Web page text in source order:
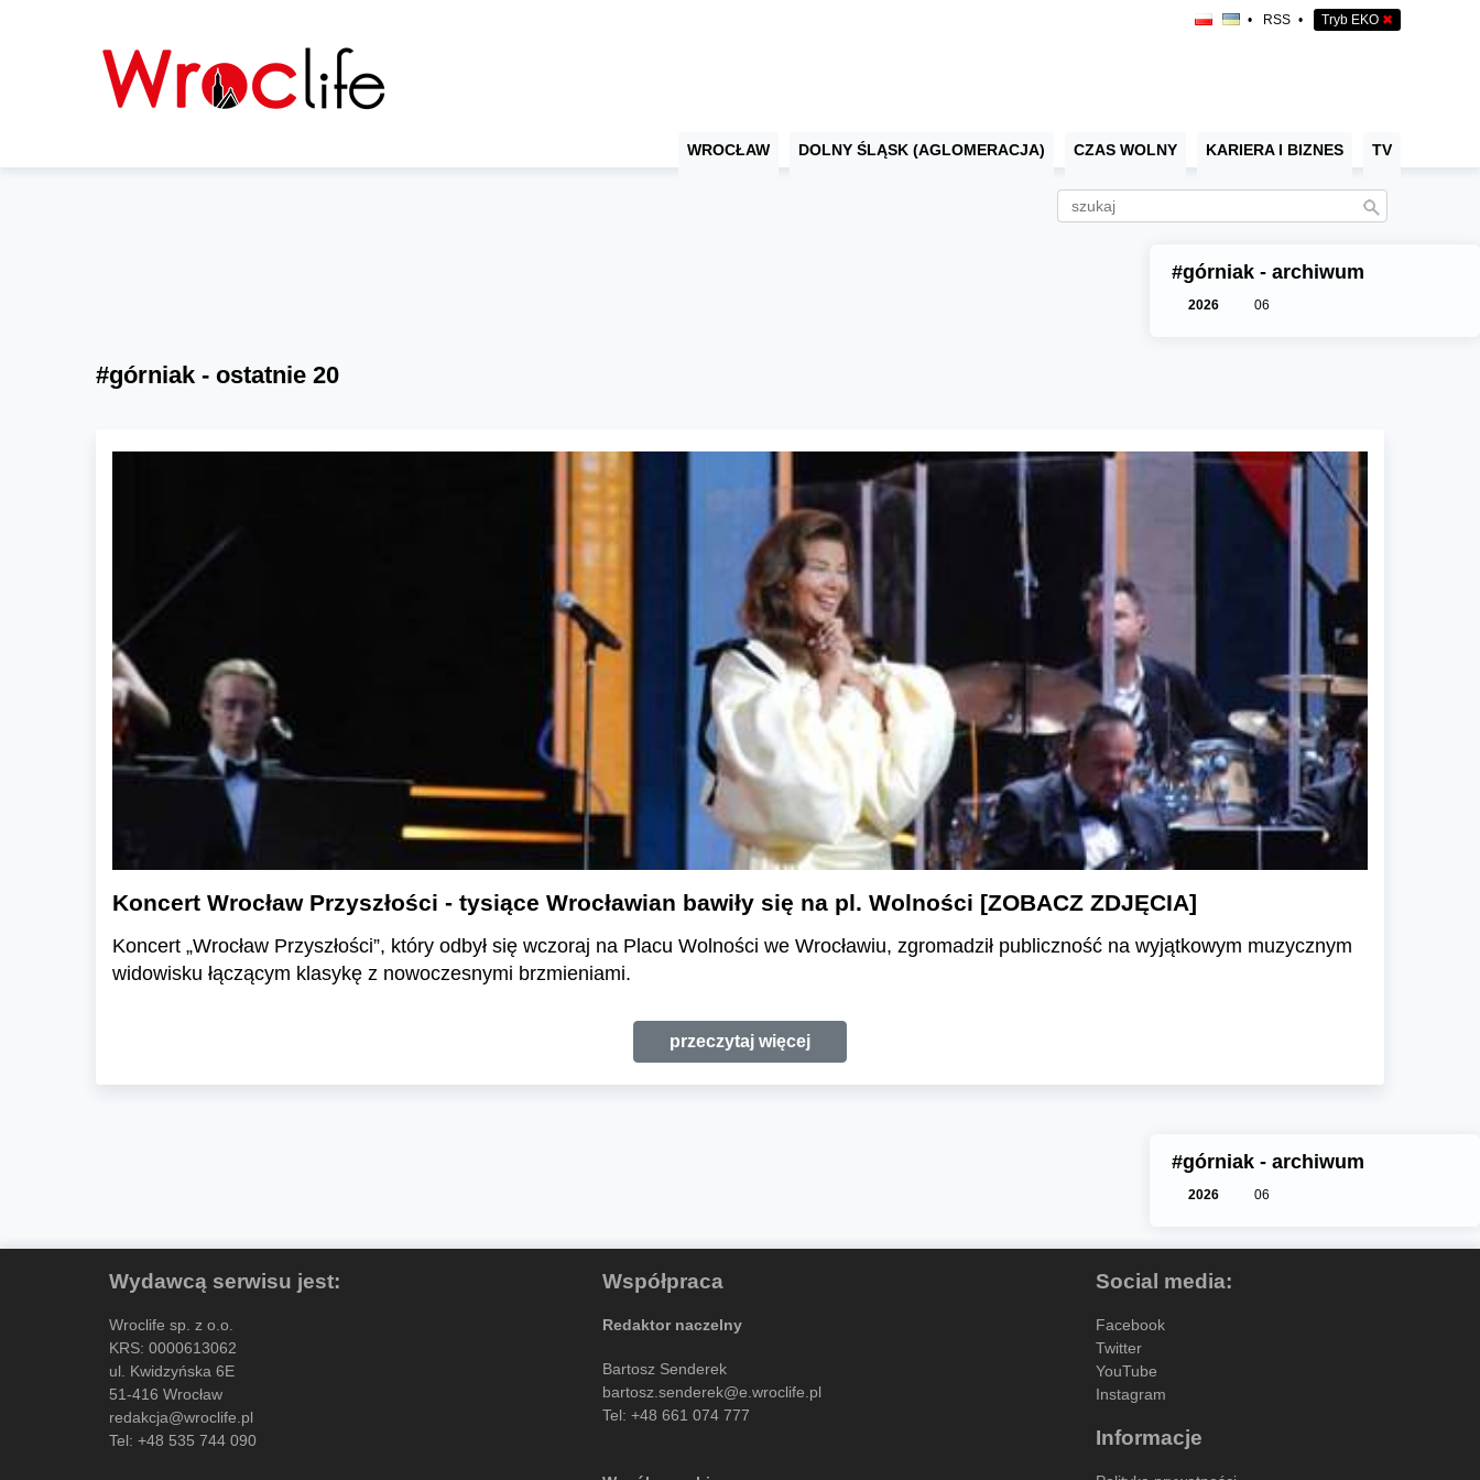
• RSS • Tryb EKO ✖
WROCŁAW DOLNY ŚLĄSK (AGLOMERACJA) CZAS WOLNY KARIERA I BIZNES TV
#górniak - archiwum
2026 06
#górniak - ostatnie 20
Koncert Wrocław Przyszłości - tysiące Wrocławian bawiły się na pl. Wolności [ZOBACZ ZDJĘCIA]
Koncert „Wrocław Przyszłości”, który odbył się wczoraj na Placu Wolności we Wrocławiu, zgromadził publiczność na wyjątkowym muzycznym
widowisku łączącym klasykę z nowoczesnymi brzmieniami.
przeczytaj więcej
#górniak - archiwum
2026 06
Wydawcą serwisu jest:
Wroclife sp. z o.o.
KRS: 0000613062
ul. Kwidzyńska 6E
51-416 Wrocław
redakcja@wroclife.pl
Tel: +48 535 744 090
Współpraca
Redaktor naczelny
Bartosz Senderek
bartosz.senderek@e.wroclife.pl
Tel: +48 661 074 777
Social media:
Facebook
Twitter
YouTube
Instagram
Informacje